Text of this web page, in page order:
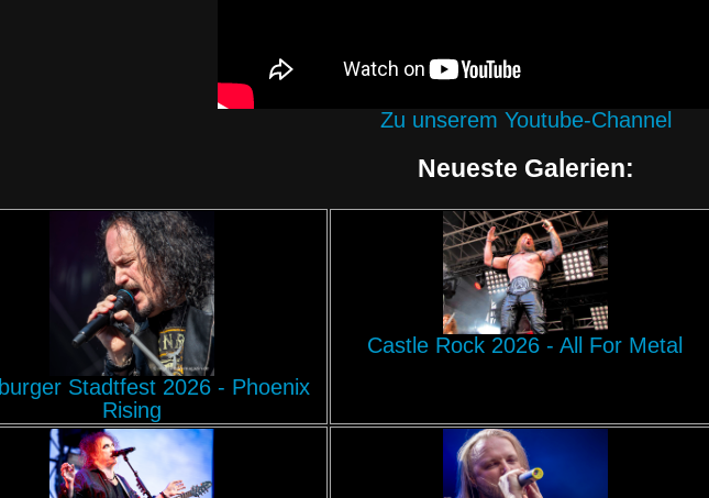
Zu unserem Youtube-Channel
Neueste Galerien:
Stadtfest 2026 - Phoenix
Rising
Castle Rock 2026 - All For Metal